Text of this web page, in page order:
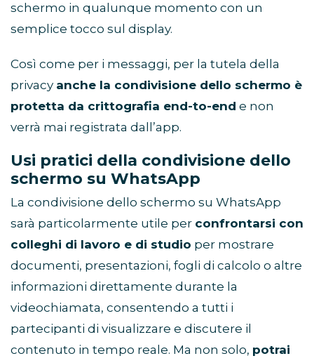
schermo in qualunque momento con un
semplice tocco sul display.
Così come per i messaggi, per la tutela della
privacy anche la condivisione dello schermo è
protetta da crittografia end-to-end e non
verrà mai registrata dall’app.
Usi pratici della condivisione dello
schermo su WhatsApp
La condivisione dello schermo su WhatsApp
sarà particolarmente utile per confrontarsi con
colleghi di lavoro e di studio per mostrare
documenti, presentazioni, fogli di calcolo o altre
informazioni direttamente durante la
videochiamata, consentendo a tutti i
partecipanti di visualizzare e discutere il
contenuto in tempo reale. Ma non solo, potrai